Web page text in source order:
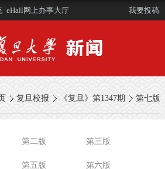
eHall网上办事大厅 我要投稿
复旦校报 《复旦》第1347期 第七版
第二版 第三版
第五版 第六版